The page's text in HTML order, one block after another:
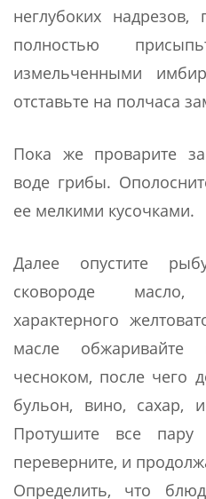
неглубоких
полностью
измельченными
отставьте на полчаса
Пока же проварите
воде грибы.
ее мелкими кусочками.
Далее опустите
сковороде
характерного
масле
чесноком, после чего
бульон, вино, сахар,
Протушите все
переверните, и
Определить, что